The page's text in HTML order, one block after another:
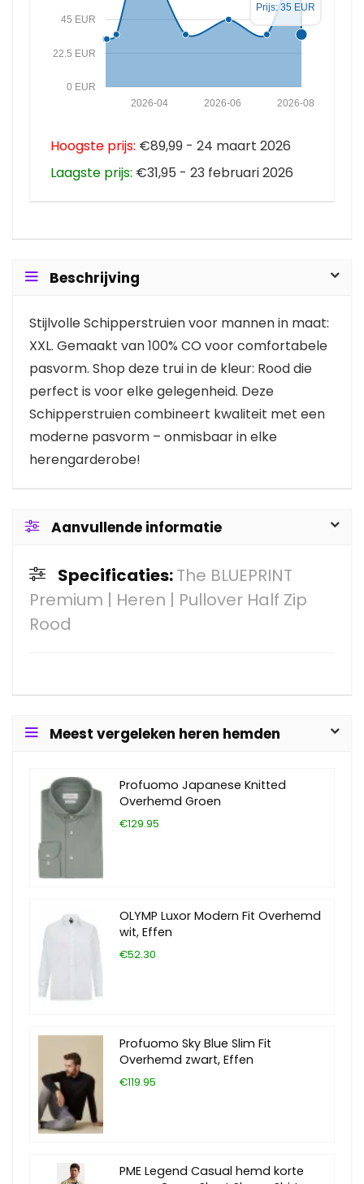
0 EUR
22.5 EUR
45 EUR
2026-08
2026-06
2026-04
Prijs: 35 EUR
Hoogste prijs: €89,99 - 24 maart 2026
Laagste prijs: €31,95 - 23 februari 2026
Beschrijving
Stijlvolle Schipperstruien voor mannen in maat:
XXL. Gemaakt van 100% CO voor comfortabele
pasvorm. Shop deze trui in de kleur: Rood die
perfect is voor elke gelegenheid. Deze
Schipperstruien combineert kwaliteit met een
moderne pasvorm – onmisbaar in elke
herengarderobe!
Aanvullende informatie
Specificaties:The BLUEPRINT
Premium | Heren | Pullover Half Zip
Rood
Meest vergeleken heren hemden
Profuomo Japanese Knitted
Overhemd Groen
€129.95
OLYMP Luxor Modern Fit Overhemd
wit, Effen
€52.30
Profuomo Sky Blue Slim Fit
Overhemd zwart, Effen
€119.95
PME Legend Casual hemd korte